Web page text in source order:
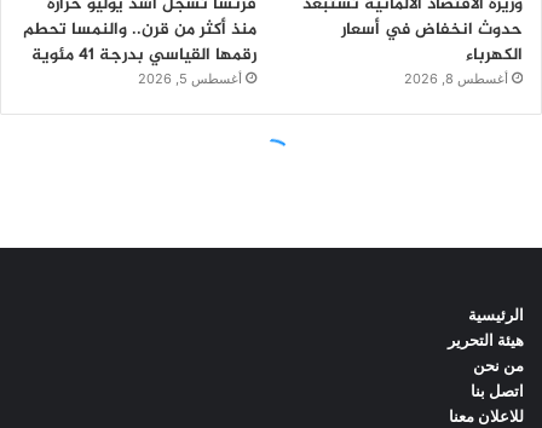
الرئيسية
هيئة التحرير
من نحن
اتصل بنا
للاعلان معنا